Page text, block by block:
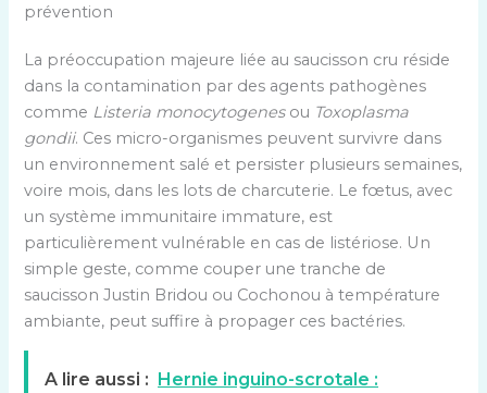
prévention
La préoccupation majeure liée au saucisson cru réside
dans la contamination par des agents pathogènes
comme Listeria monocytogenesou Toxoplasma
gondii. Ces micro-organismes peuvent survivre dans
un environnement salé et persister plusieurs semaines,
voire mois, dans les lots de charcuterie. Le fœtus, avec
un système immunitaire immature, est
particulièrement vulnérable en cas de listériose. Un
simple geste, comme couper une tranche de
saucisson Justin Bridou ou Cochonou à température
ambiante, peut suffire à propager ces bactéries.
A lire aussi : Hernie inguino-scrotale :